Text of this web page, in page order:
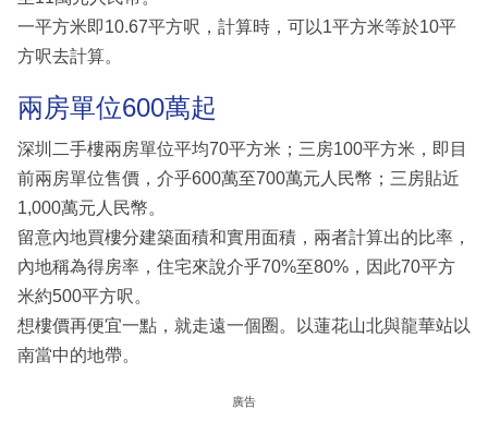
一平方米即10.67平方呎，計算時，可以1平方米等於10平
方呎去計算。
兩房單位600萬起
深圳二手樓兩房單位平均70平方米；三房100平方米，即目
前兩房單位售價，介乎600萬至700萬元人民幣；三房貼近
1,000萬元人民幣。
留意內地買樓分建築面積和實用面積，兩者計算出的比率，
內地稱為得房率，住宅來說介乎70%至80%，因此70平方
米約500平方呎。
想樓價再便宜一點，就走遠一個圈。以蓮花山北與龍華站以
南當中的地帶。
廣告